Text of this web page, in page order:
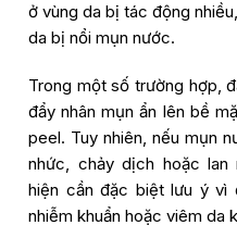
ở vùng da bị tác động
da bị nổi mụn nước.
Trong một số trường hợp,
đẩy nhân mụn ẩn lên bề
peel. Tuy nhiên, nếu mụn
nhức, chảy dịch hoặc
hiện cần đặc biệt lưu ý vì
nhiễm khuẩn hoặc viêm da